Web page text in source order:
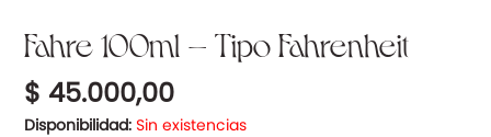
Fahre 100ml – Tipo Fahrenheit
$ 45.000,00
Disponibilidad: Sin existencias